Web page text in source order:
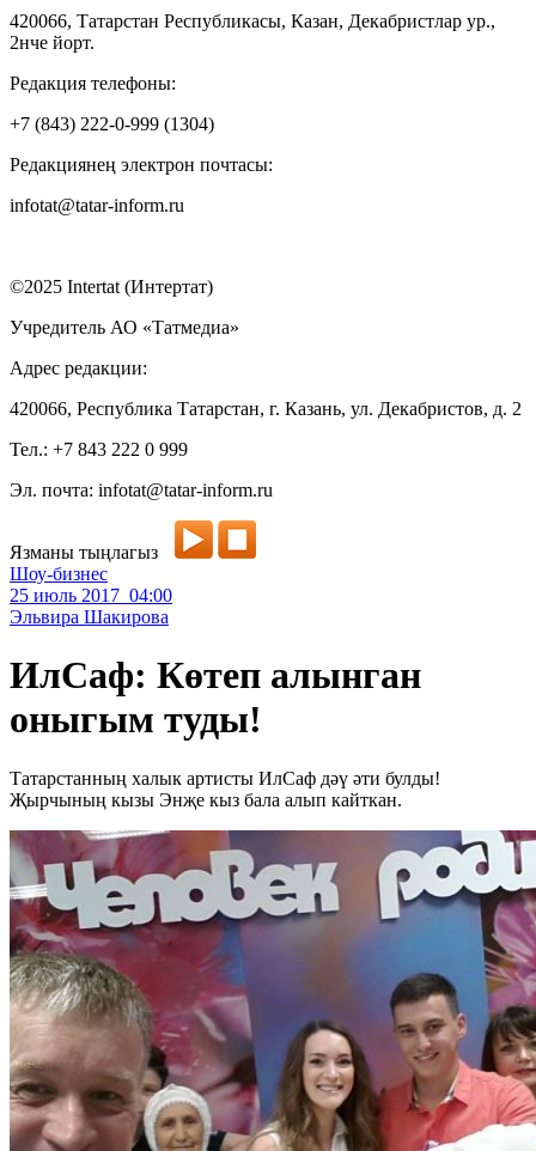
420066, Татарстан Республикасы, Казан, Декабристлар ур.,
2нче йорт.
Редакция телефоны:
+7 (843) 222-0-999 (1304)
Редакциянең электрон почтасы:
infotat@tatar-inform.ru
©2025 Intertat (Интертат)
Учредитель АО «Татмедиа»
Адрес редакции:
420066, Республика Татарстан, г. Казань, ул. Декабристов, д. 2
Тел.: +7 843 222 0 999
Эл. почта: infotat@tatar-inform.ru
Язманы тыңлагыз
Шоу-бизнес
25 июль 2017 04:00
Эльвира Шакирова
ИлСаф: Көтеп алынган
оныгым туды!
Татарстанның халык артисты ИлСаф дәү әти булды!
Җырчының кызы Энҗе кыз бала алып кайткан.